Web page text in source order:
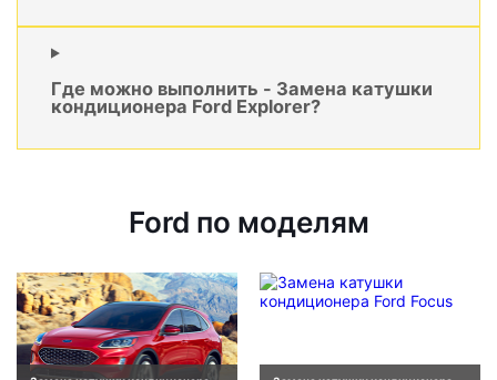
Где можно выполнить - Замена катушки
кондиционера Ford Explorer?
Ford по моделям